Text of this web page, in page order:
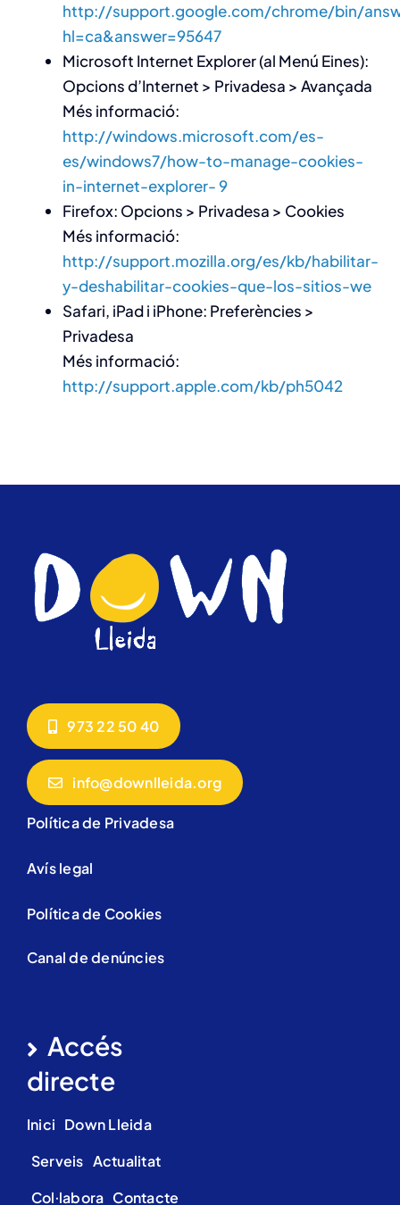
http://support.google.com/chrome/bin/
hl=ca&answer=95647
Microsoft Internet Explorer (al Menú Eines):
Opcions d’Internet > Privadesa > Avançada
Més informació:
http://windows.microsoft.com/es-
es/windows7/how-to-manage-cookies-
in-internet-explorer- 9
Firefox: Opcions > Privadesa > Cookies
Més informació:
http://support.mozilla.org/es/kb/habilitar-
y-deshabilitar-cookies-que-los-sitios-we
Safari, iPad i iPhone: Preferències >
Privadesa
Més informació:
http://support.apple.com/kb/ph5042
973 22 50 40
info@downlleida.org
Política de Privadesa
Avís legal
Política de Cookies
Canal de denúncies
Accés
directe
Inici Down Lleida
Serveis Actualitat
Col·labora Contacte